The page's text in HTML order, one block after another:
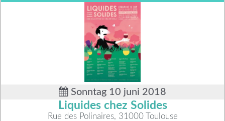
Sonntag 10 juni 2018
Liquides chez Solides
Rue des Polinaires, 31000 Toulouse